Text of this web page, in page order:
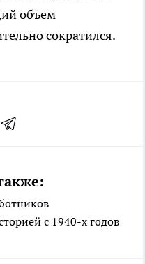
объем
сократился.
с 1940-х годов